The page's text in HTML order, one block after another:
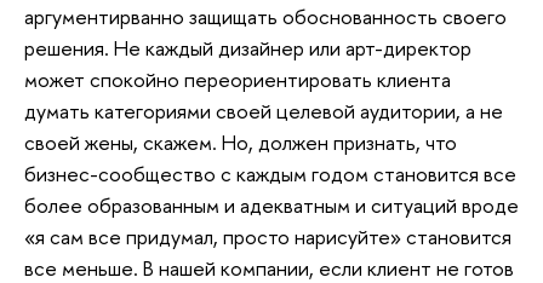
аргументирванно защищать обоснованность своего
решения. Не каждый дизайнер или арт-директор
может спокойно переориентировать клиента
думать категориями своей целевой аудитории, а не
своейжены, скажем. Но, должен признать, что
бизнес-сообщество с каждым годом становится все
более образованным и адекватным и ситуаций вроде
«я сам все придумал, просто нарисуйте» становится
все меньше. В нашей компании, если клиент не готов